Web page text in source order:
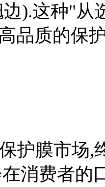
).这种"从
品质的保
护膜市场,
消费者的